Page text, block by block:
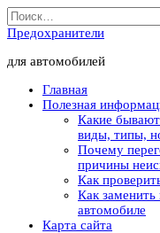
Перейти
к
содержанию
Search
for:
Предохранители
для автомобилей
Главная
Полезная
Какие
виды, типы,
Почему
причины
Как
Как заменить
автомобиле
Карта сайта